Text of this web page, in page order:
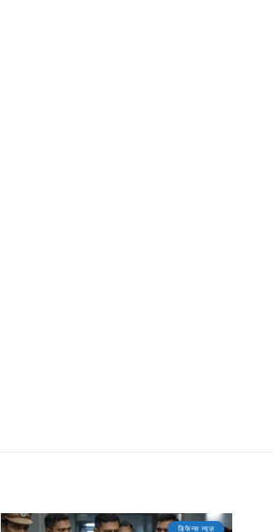
डिफेन्स न्यूज़